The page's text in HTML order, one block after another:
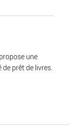
une
prêt de livres.